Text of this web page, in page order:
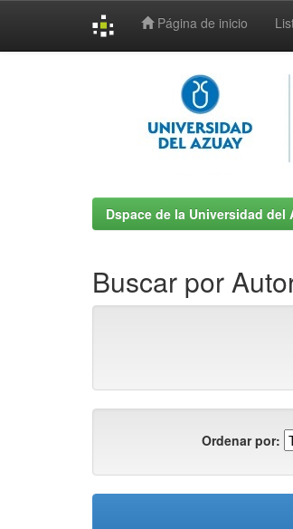
Página de inicio
Dspace de la Universidad del
Buscar por
Ordenar por: